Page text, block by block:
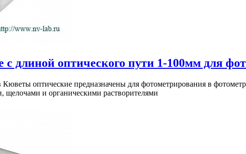
длиной оптического пути 1-100мм для
оптические предназначены для фотометрирования в
щелочами и органическими растворителями